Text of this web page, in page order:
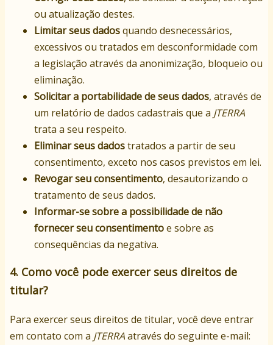
ou atualização destes.
Limitar seus dadosquando desnecessários,
excessivos ou tratados em desconformidade com
a legislação através da anonimização, bloqueio ou
eliminação.
Solicitar a portabilidade de seus dados, através de
um relatório de dados cadastrais que a JTERRA
trata a seu respeito.
Eliminar seus dadostratados a partir de seu
consentimento, exceto nos casos previstos em lei.
Revogar seu consentimento, desautorizando o
tratamento de seus dados.
Informar-se sobre a possibilidade de não
fornecer seu consentimentoe sobre as
consequências da negativa.
4. Como você pode exercer seus direitos de
titular?
Para exercer seus direitos de titular, você deve entrar
em contato com a JTERRAatravés do seguinte e-mail: